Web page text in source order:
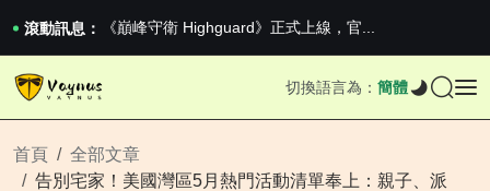
滾動訊息：
《巔峰守衛 Highguard》正式上線，官...
iPhone 16e 釋出，蘋果你不要太離譜
2026澳網男單收官：全滿貫對上全滿亞，德約...
切換語言為： 簡體
首頁
全部文章
告別宅家！美國灣區5月熱門活動清單奉上：親子、派